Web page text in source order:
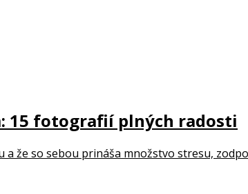
15 fotografií plných radosti
že so sebou prináša množstvo stresu,